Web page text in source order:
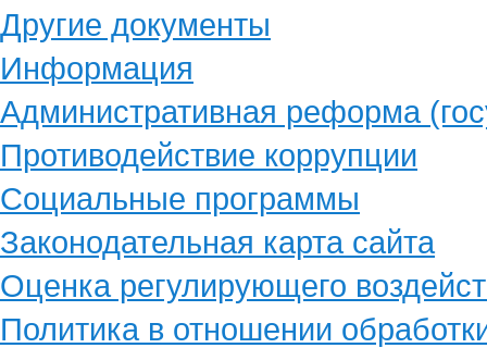
Другие документы
Информация
Административная реформа
Противодействие коррупции
Социальные программы
Законодательная карта сайта
Оценка регулирующего
Политика в отношении